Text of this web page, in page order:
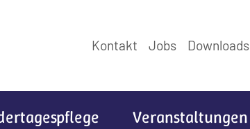
Kontakt Jobs Downloads
Veranstaltungen